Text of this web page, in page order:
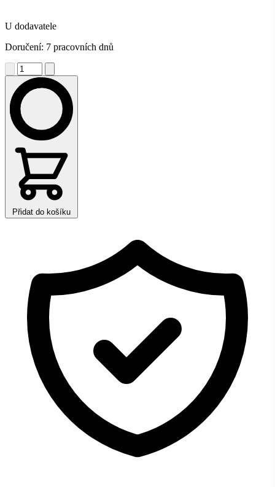
U dodavatele
Doručení: 7 pracovních dnů
Přidat do košíku